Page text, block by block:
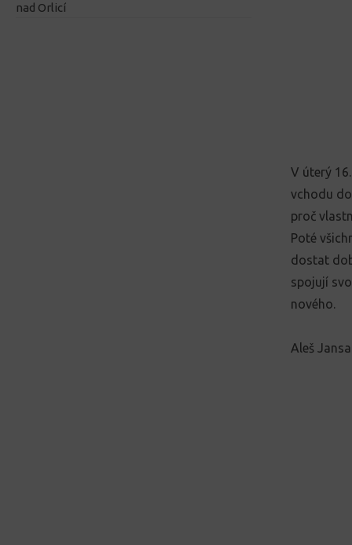
V úterý
vchodu
proč
Poté
dostat
spojují
nového.
Aleš Jansa
nad Orlicí